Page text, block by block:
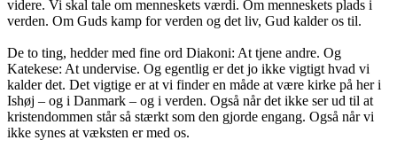
videre. Vi skal tale om menneskets værdi. Om menneskets plads i
verden. Om Guds kamp for verden og det liv, Gud kalder os til.
De to ting, hedder med fine ord Diakoni: At tjene andre. Og
Katekese: At undervise. Og egentlig er det jo ikke vigtigt hvad vi
kalder det. Det vigtige er at vi finder en måde at være kirke på her i
Ishøj – og i Danmark – og i verden. Også når det ikke ser ud til at
kristendommen står så stærkt som den gjorde engang. Også når vi
ikke synes at væksten er med os.